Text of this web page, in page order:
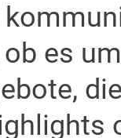
ob es